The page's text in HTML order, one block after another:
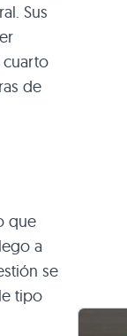
Sus
de
que
a
se
tipo